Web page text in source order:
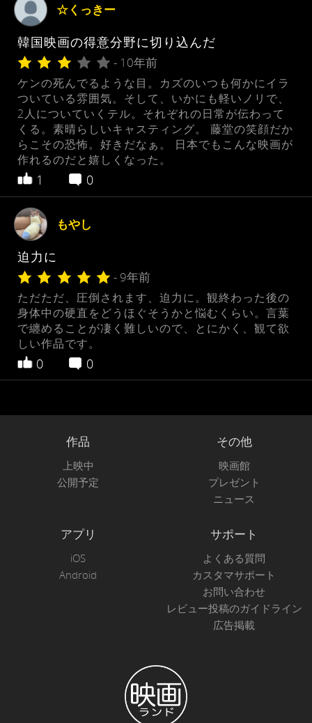
☆くっきー
韓国映画の得意分野に切り込んだ
- 10年前
ケンの死んでるような目。カズのいつも何かにイラ
ついている雰囲気。そして、いかにも軽いノリで、
2人についていくテル。それぞれの日常が伝わって
くる。素晴らしいキャスティング。 藤堂の笑顔だか
らこその恐怖。好きだなぁ。 日本でもこんな映画が
作れるのだと嬉しくなった。
1 0
もやし
迫力に
- 9年前
ただただ、圧倒されます、迫力に。観終わった後の
身体中の硬直をどうほぐそうかと悩むくらい。言葉
で纏めることが凄く難しいので、とにかく、観て欲
しい作品です。
0 0
作品
上映中
公開予定
その他
映画館
プレゼント
ニュース
アプリ
iOS
Android
サポート
よくある質問
カスタマサポート
お問い合わせ
レビュー投稿のガイドライン
広告掲載